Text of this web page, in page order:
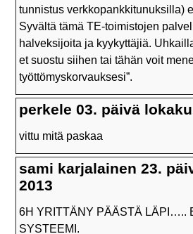
tunnistus verkkopankkitunuksilla)
Syvältä tämä TE-toimistojen
halveksijoita ja kyykyttäjiä.
et suostu siihen tai tähän voit
työttömyskorvauksesi”.
perkele 03. päivä
vittu mitä paskaa
sami karjalainen 23.
2013
6H YRITTÄNY PÄÄSTÄ LÄPI …..
SYSTEEMI .